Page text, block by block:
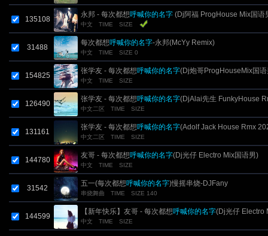
135108
永邦 - 每次都想呼喊你的名字 (Dj阿福 ProgHouse Mix国语
中文 TIME SIZE
31488
每次都想呼喊你的名字-永邦(McYy Remix)
中文 TIME SIZE 0
154825
张学友 - 每次都想呼喊你的名字(Dj炮哥ProgHouseMix国
凉凉Edit.修改
中文 TIME SIZE
126490
张学友 - 每次都想呼喊你的名字(DjAlai先生 FunkyHouse
2019)
中文二区 TIME SIZE
131161
张学友 - 每次都想呼喊你的名字(Adolf Jack House Rmx
中文二区 TIME SIZE
144780
友哥 - 每次都想呼喊你的名字(Dj光仔 Electro Mix国语男)
中文 TIME SIZE
31542
五一(每次都想呼喊你的名字)慢摇串烧-DJFany
串烧舞曲 TIME SIZE 140
144599
【新年快乐】友哥 - 每次都想呼喊你的名字(Dj光仔 Electro
国语男)
中文 TIME SIZE